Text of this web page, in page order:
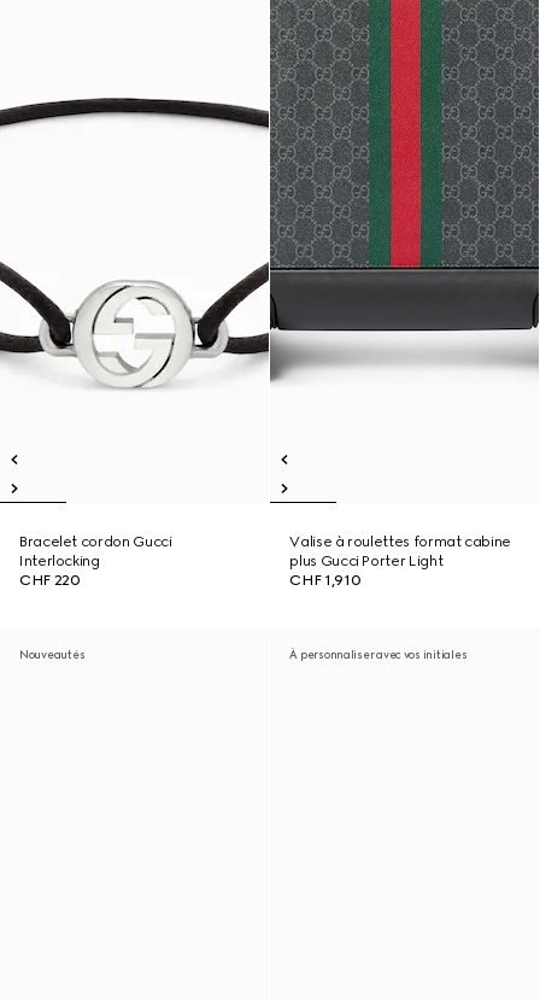
Bracelet cordon Gucci
Interlocking
CHF 220
Valise à roulettes format cabine
plus Gucci Porter Light
CHF 1,910
Nouveautés À personnaliser avec vos initiales